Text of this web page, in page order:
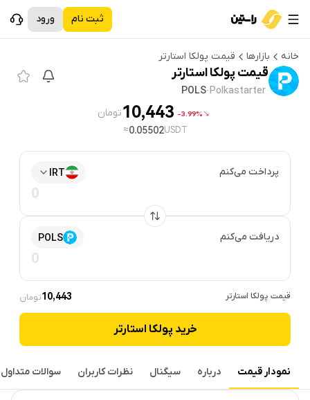
ثبت نام ورود
خانه بازارها قیمت پولکا استارتر
قیمت پولکا استارتر
Polkastarter
·
POLS
3.99%-
10,443تومان
USDT
0.05502
≈
پرداخت می‌کنم IRT
دریافت می‌کنم POLS
قیمت پولکا استارتر 10,443تومان
خرید پولکا استارتر
نمودار قیمت درباره سیگنال نظرات کاربران سوالات متداول